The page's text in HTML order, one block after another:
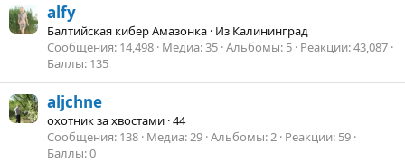
alfy
Балтийская кибер Амазонка · Из Калининград
Сообщения 14,498 Медиа 35 Альбомы 5 Реакции 43,087
Баллы 135
aljchne
охотник за хвостами ·44
Сообщения 138 Медиа 29 Альбомы 2 Реакции 59
Баллы 0